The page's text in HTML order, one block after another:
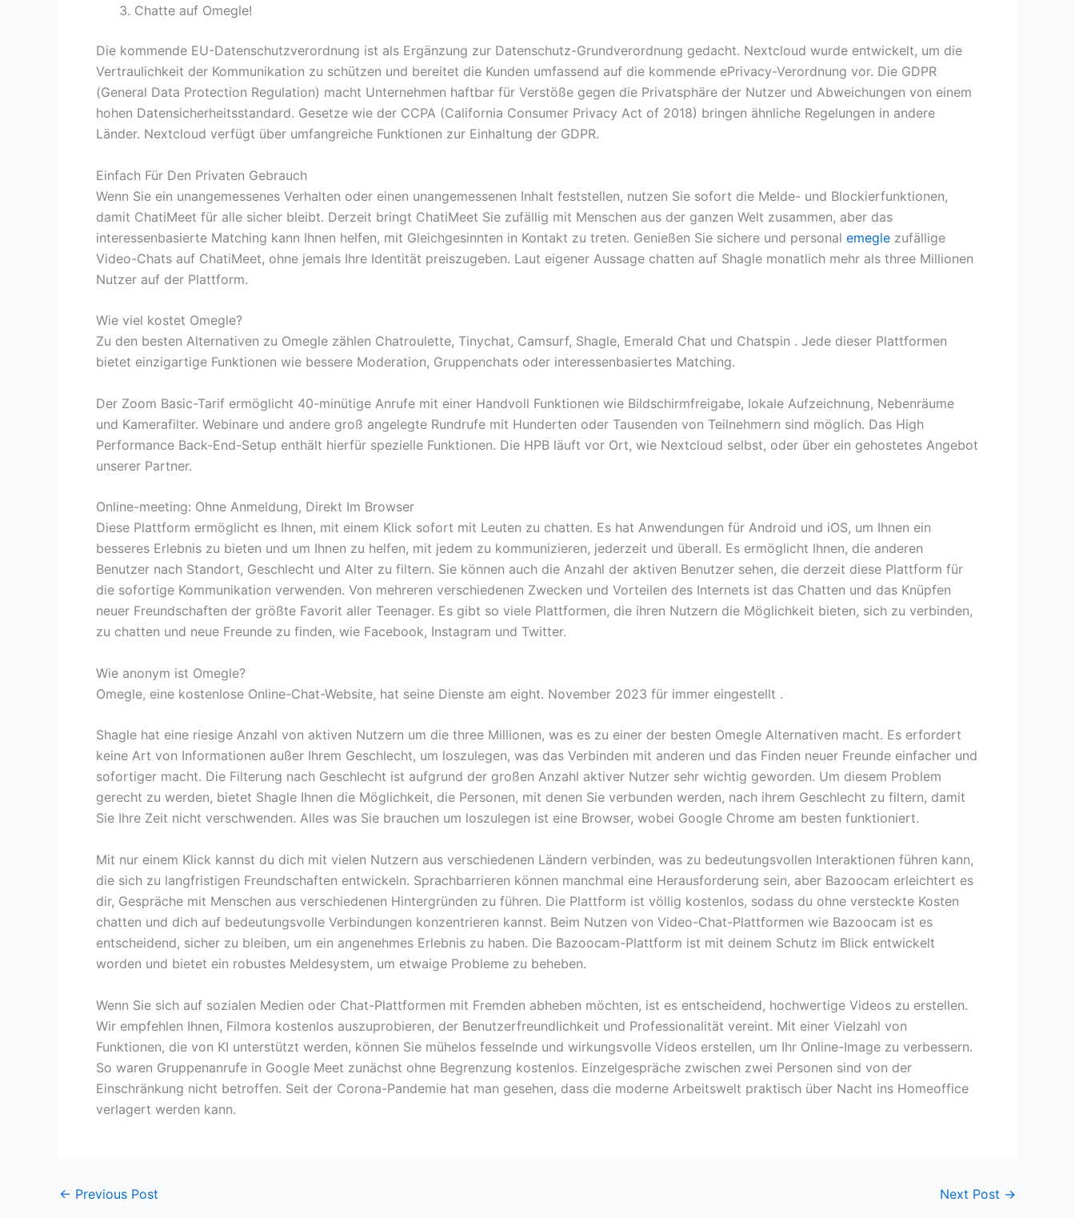
Chatte auf Omegle!
Die kommende EU-Datenschutzverordnung ist als Ergänzung zur Datenschutz-Grundverordnung gedacht. Nextcloud wurde entwickelt, um die
Vertraulichkeit der Kommunikation zu schützen und bereitet die Kunden umfassend auf die kommende ePrivacy-Verordnung vor. Die GDPR
(General Data Protection Regulation) macht Unternehmen haftbar für Verstöße gegen die Privatsphäre der Nutzer und Abweichungen von einem
hohen Datensicherheitsstandard. Gesetze wie der CCPA (California Consumer Privacy Act of 2018) bringen ähnliche Regelungen in andere
Länder. Nextcloud verfügt über umfangreiche Funktionen zur Einhaltung der GDPR.
Einfach Für Den Privaten Gebrauch
Wenn Sie ein unangemessenes Verhalten oder einen unangemessenen Inhalt feststellen, nutzen Sie sofort die Melde- und Blockierfunktionen,
damit ChatiMeet für alle sicher bleibt. Derzeit bringt ChatiMeet Sie zufällig mit Menschen aus der ganzen Welt zusammen, aber das
interessenbasierte Matching kann Ihnen helfen, mit Gleichgesinnten in Kontakt zu treten. Genießen Sie sichere und personal emegle zufällige
Video-Chats auf ChatiMeet, ohne jemals Ihre Identität preiszugeben. Laut eigener Aussage chatten auf Shagle monatlich mehr als three Millionen
Nutzer auf der Plattform.
Wie viel kostet Omegle?
Zu den besten Alternativen zu Omegle zählen Chatroulette, Tinychat, Camsurf, Shagle, Emerald Chat und Chatspin . Jede dieser Plattformen
bietet einzigartige Funktionen wie bessere Moderation, Gruppenchats oder interessenbasiertes Matching.
Der Zoom Basic-Tarif ermöglicht 40-minütige Anrufe mit einer Handvoll Funktionen wie Bildschirmfreigabe, lokale Aufzeichnung, Nebenräume
und Kamerafilter. Webinare und andere groß angelegte Rundrufe mit Hunderten oder Tausenden von Teilnehmern sind möglich. Das High
Performance Back-End-Setup enthält hierfür spezielle Funktionen. Die HPB läuft vor Ort, wie Nextcloud selbst, oder über ein gehostetes Angebot
unserer Partner.
Online-meeting: Ohne Anmeldung, Direkt Im Browser
Diese Plattform ermöglicht es Ihnen, mit einem Klick sofort mit Leuten zu chatten. Es hat Anwendungen für Android und iOS, um Ihnen ein
besseres Erlebnis zu bieten und um Ihnen zu helfen, mit jedem zu kommunizieren, jederzeit und überall. Es ermöglicht Ihnen, die anderen
Benutzer nach Standort, Geschlecht und Alter zu filtern. Sie können auch die Anzahl der aktiven Benutzer sehen, die derzeit diese Plattform für
die sofortige Kommunikation verwenden. Von mehreren verschiedenen Zwecken und Vorteilen des Internets ist das Chatten und das Knüpfen
neuer Freundschaften der größte Favorit aller Teenager. Es gibt so viele Plattformen, die ihren Nutzern die Möglichkeit bieten, sich zu verbinden,
zu chatten und neue Freunde zu finden, wie Facebook, Instagram und Twitter.
Wie anonym ist Omegle?
Omegle, eine kostenlose Online-Chat-Website, hat seine Dienste am eight. November 2023 für immer eingestellt .
Shagle hat eine riesige Anzahl von aktiven Nutzern um die three Millionen, was es zu einer der besten Omegle Alternativen macht. Es erfordert
keine Art von Informationen außer Ihrem Geschlecht, um loszulegen, was das Verbinden mit anderen und das Finden neuer Freunde einfacher und
sofortiger macht. Die Filterung nach Geschlecht ist aufgrund der großen Anzahl aktiver Nutzer sehr wichtig geworden. Um diesem Problem
gerecht zu werden, bietet Shagle Ihnen die Möglichkeit, die Personen, mit denen Sie verbunden werden, nach ihrem Geschlecht zu filtern, damit
Sie Ihre Zeit nicht verschwenden. Alles was Sie brauchen um loszulegen ist eine Browser, wobei Google Chrome am besten funktioniert.
Mit nur einem Klick kannst du dich mit vielen Nutzern aus verschiedenen Ländern verbinden, was zu bedeutungsvollen Interaktionen führen kann,
die sich zu langfristigen Freundschaften entwickeln. Sprachbarrieren können manchmal eine Herausforderung sein, aber Bazoocam erleichtert es
dir, Gespräche mit Menschen aus verschiedenen Hintergründen zu führen. Die Plattform ist völlig kostenlos, sodass du ohne versteckte Kosten
chatten und dich auf bedeutungsvolle Verbindungen konzentrieren kannst. Beim Nutzen von Video-Chat-Plattformen wie Bazoocam ist es
entscheidend, sicher zu bleiben, um ein angenehmes Erlebnis zu haben. Die Bazoocam-Plattform ist mit deinem Schutz im Blick entwickelt
worden und bietet ein robustes Meldesystem, um etwaige Probleme zu beheben.
Wenn Sie sich auf sozialen Medien oder Chat-Plattformen mit Fremden abheben möchten, ist es entscheidend, hochwertige Videos zu erstellen.
Wir empfehlen Ihnen, Filmora kostenlos auszuprobieren, der Benutzerfreundlichkeit und Professionalität vereint. Mit einer Vielzahl von
Funktionen, die von KI unterstützt werden, können Sie mühelos fesselnde und wirkungsvolle Videos erstellen, um Ihr Online-Image zu verbessern.
So waren Gruppenanrufe in Google Meet zunächst ohne Begrenzung kostenlos. Einzelgespräche zwischen zwei Personen sind von der
Einschränkung nicht betroffen. Seit der Corona-Pandemie hat man gesehen, dass die moderne Arbeitswelt praktisch über Nacht ins Homeoffice
verlagert werden kann.
← Previous Post Next Post →